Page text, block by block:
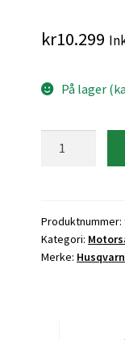
kr10.299
På lager
u/batt
og
lader
Produktnummer:
Kategori:
Merke: